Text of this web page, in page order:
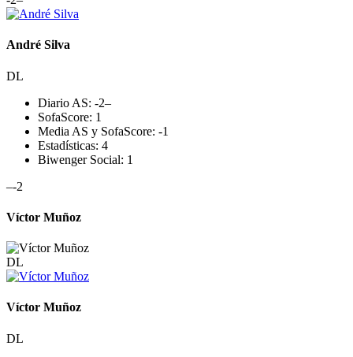
André Silva
DL
Diario AS: -2–
SofaScore: 1
Media AS y SofaScore: -1
Estadísticas: 4
Biwenger Social: 1
–-2
Víctor Muñoz
DL
Víctor Muñoz
DL